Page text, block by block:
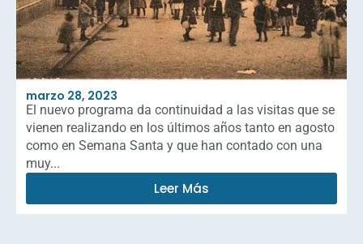
marzo 28, 2023
El nuevo programa da continuidad a las visitas que se
vienen realizando en los últimos años tanto en agosto
como en Semana Santa y que han contado con una
muy...
Leer Más